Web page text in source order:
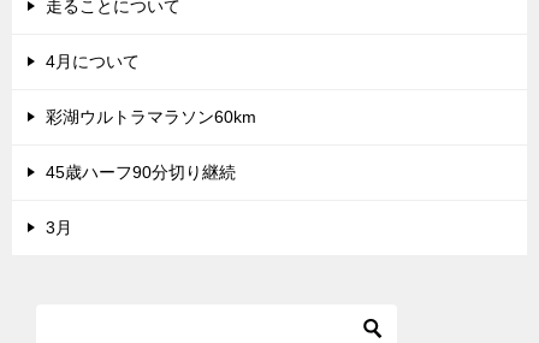
走ることについて
4月について
彩湖ウルトラマラソン60km
45歳ハーフ90分切り継続
3月